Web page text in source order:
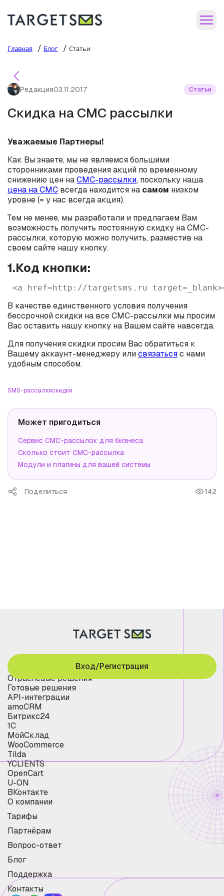
Главная / Блог / Статьи
Редакция03.11.2017 Статьи
Скидка на СМС рассылки
Уважаемые Партнеры!
Как Вы знаете, мы не являемся большими
сторонниками проведения акций по временному
снижению цен наСМС-рассылки, поскольку наша
цена на СМС всегда находится на самом низком
уровне (= у нас всегда акция).
Тем не менее, мы разработали и предлагаем Вам
возможность получить постоянную скидку на СМС-
рассылки, которую можно получить, разместив на
своем сайте нашу кнопку.
1.Код кнопки:
<a href=http://targetsms.ru
В качестве единственного условия получения
бессрочной скидки на все СМС-рассылки мы просим
Вас оставить нашу кнопку на Вашем сайте навсегда.
Для получения скидки просим Вас обратиться к
Вашему аккаунт-менеджеру илисвязатьсяс нами
удобным способом.
SMS-рассылкискидки
Может пригодиться
Сервис СМС-рассылок для бизнеса
Сколько стоит СМС-рассылка
Модули и плагины для вашей системы
Поделиться 142
Отраслевые решения
Готовые решения
API-интеграции
amoCRM
Битрикс24
1С
МойСклад
WooCommerce
Tilda
YCLIENTS
OpenCart
U-ON
ВКонтакте
О компании
Тарифы
Партнёрам
Вопрос-ответ
Блог
Поддержка
Контакты
Вход/Регистрация